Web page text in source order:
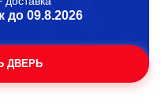
до 09.8.2026
ДВЕРЬ